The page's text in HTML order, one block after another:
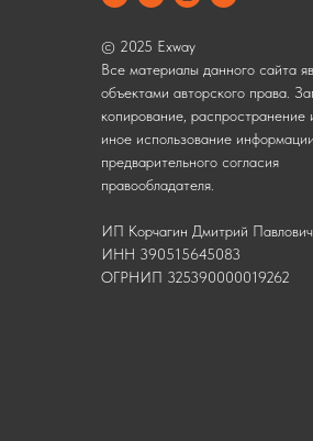
© 2025 Exway
Все материалы данного сайта
объектами авторского права.
копирование, распространение
иное использование
предварительного согласия
правообладателя.
ИП Корчагин Дмитрий Павлович
ИНН 390515645083
ОГРНИП 325390000019262